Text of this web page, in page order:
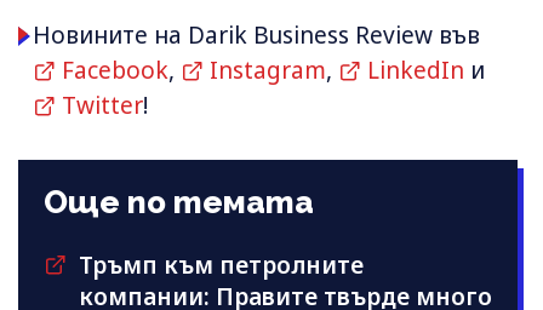
Новините на Darik Business Review във
Facebook, Instagram, LinkedIn и
Twitter!
Още по темата
Тръмп към петролните
компании: Правите твърде много